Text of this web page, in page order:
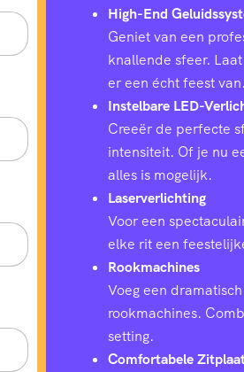
High-End
Geniet van een
knallende sfeer.
er een écht feest
Instelbare LED-
Creeër de perfecte
intensiteit. Of je nu
alles is mogelijk.
Laserverlichting
Voor een
elke rit een
Rookmachines
Voeg een
rookmachines.
setting.
Comfortabele